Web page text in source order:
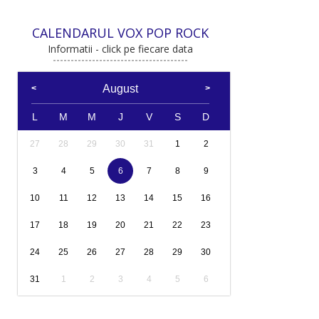
CALENDARUL VOX POP ROCK
Informatii - click pe fiecare data
August
L M M J V S D
27 28 29 30 31 1 2
3 4 5 6 7 8 9
10 11 12 13 14 15 16
17 18 19 20 21 22 23
24 25 26 27 28 29 30
31 1 2 3 4 5 6